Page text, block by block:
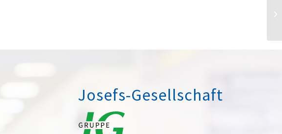
Josefs-Gesellschaft